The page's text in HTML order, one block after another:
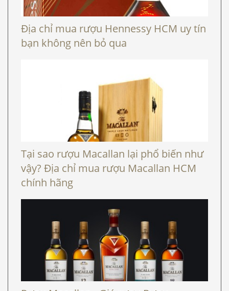
Địa chỉ mua rượu Hennessy HCM uy tín
bạn không nên bỏ qua
Tại sao rượu Macallan lại phổ biến như
vậy? Địa chỉ mua rượu Macallan HCM
chính hãng